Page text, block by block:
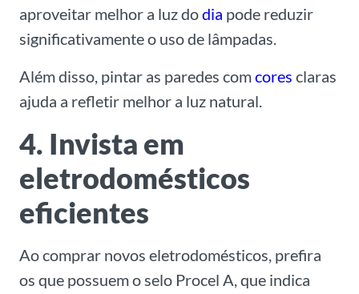
aproveitar melhor a luz dodia pode reduzir
significativamente o uso de lâmpadas.
Além disso, pintar as paredes comcores claras
ajuda a refletir melhor a luz natural.
4. Invista em
eletrodomésticos
eficientes
Ao comprar novos eletrodomésticos, prefira
os que possuem o selo Procel A, que indica